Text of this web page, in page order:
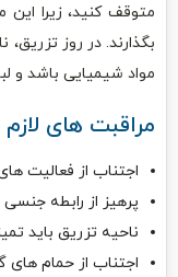
متوقف کنید، زیرا این
بگذارند. در روز
مواد شیمیایی باشد و
مراقبت های
اجتناب از فعالیت های
پرهیز از رابطه
ناحیه تزریق باید
اجتناب از حمام